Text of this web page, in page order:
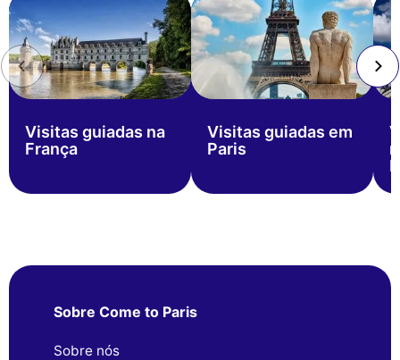
Visitas guiadas na
França
Visitas guiadas em
Paris
Sobre Come to Paris
Sobre nós